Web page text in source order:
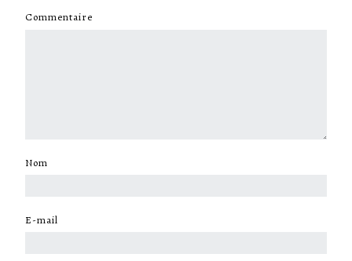
Commentaire
Nom
E-mail